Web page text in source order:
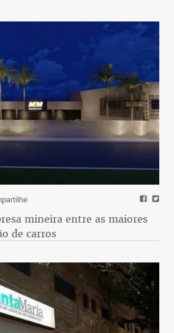
mineira entre as maiores
de carros